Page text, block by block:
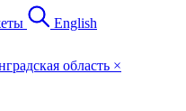
English
область ×